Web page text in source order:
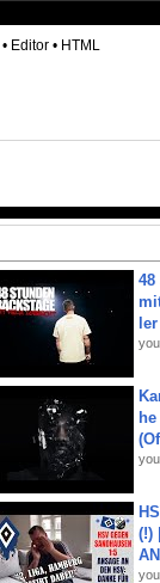
• Editor • HTML
48
(!)